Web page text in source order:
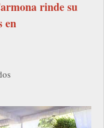
rinde su
en